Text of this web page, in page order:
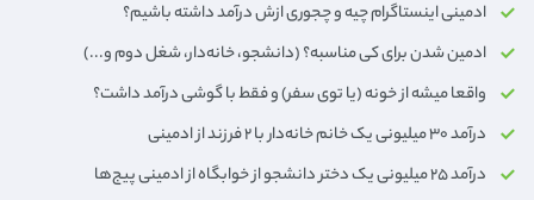
ادمینی اینستاگرام چیه و چجوری ازش درآمد داشته باشیم؟
ادمین شدن برای کی مناسبه؟ (دانشجو، خانه‌دار،‌ شغل دوم و...)
واقعا میشه از خونه (یا توی سفر) و فقط با گوشی درآمد داشت؟
درآمد ۳۰ میلیونی یک خانم خانه‌دار با ۲ فرزند از ادمینی
درآمد ۲۵ میلیونی یک دختر دانشجو از خوابگاه از ادمینی پیج‌ها